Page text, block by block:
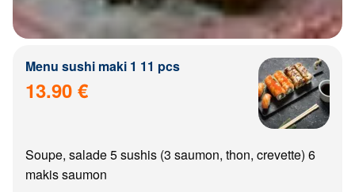
Menu sushi maki 1 11 pcs
13.90 €
Soupe, salade 5 sushis (3 saumon, thon, crevette) 6
makis saumon